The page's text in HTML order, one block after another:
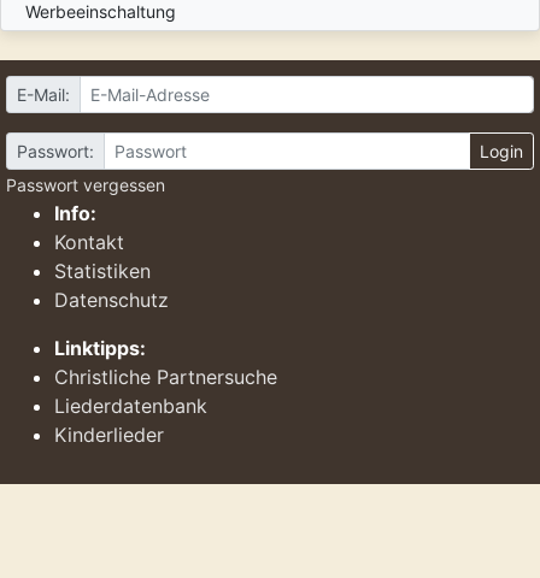
Werbeeinschaltung
E-Mail:
Passwort:
Login
Passwort vergessen
Info:
Kontakt
Statistiken
Datenschutz
Linktipps:
Christliche Partnersuche
Liederdatenbank
Kinderlieder